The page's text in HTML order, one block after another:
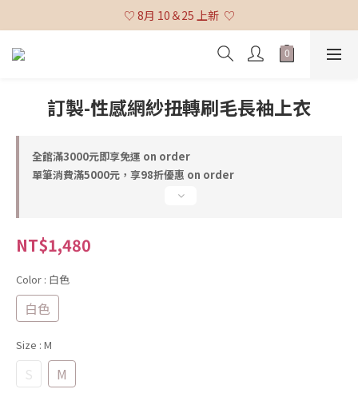
♡ 全館消費滿 $3,000 免運 (不含貨到付款及海外配送) ♡
♡ 8月 10＆25 上新  ♡
♡ 全館消費滿 $3,000 免運 (不含貨到付款及海外配送) ♡
訂製-性感網紗扭轉刷毛長袖上衣
全館滿3000元即享免運 on order
單筆消費滿5000元，享98折優惠 on order
NT$1,480
Color : 白色
白色
Size : M
S M